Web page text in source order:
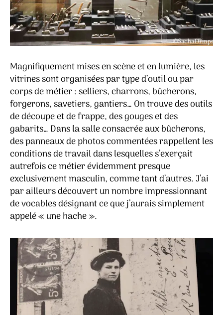
Magnifiquement mises en scène et en lumière, les
vitrines sont organisées par type d’outil ou par
corps de métier : selliers, charrons, bûcherons,
forgerons, savetiers, gantiers… On trouve des outils
de découpe et de frappe, des gouges et des
gabarits… Dans la salle consacrée aux bûcherons,
des panneaux de photos commentées rappellent les
conditions de travail dans lesquelles s’exerçait
autrefois ce métier évidemment presque
exclusivement masculin, comme tant d’autres. J’ai
par ailleurs découvert un nombre impressionnant
de vocables désignant ce que j’aurais simplement
appelé « une hache ».